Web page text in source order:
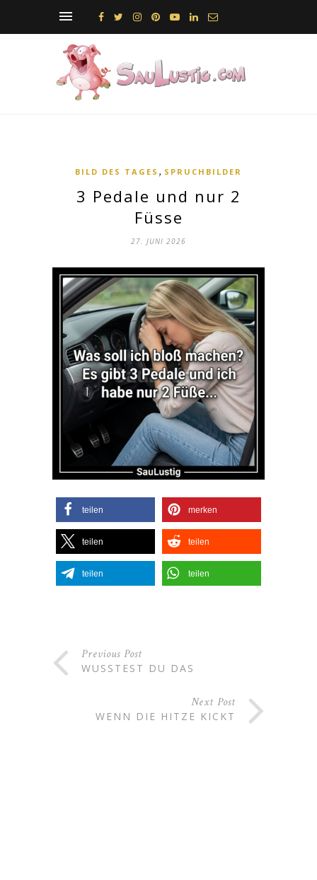
BILD DES TAGES , SPRUCHBILDER
3 Pedale und nur 2
Füsse
27. JUNI 2026
teilen merken
teilen teilen
teilen teilen
Previous Post
WUSSTEST DU DAS
Next Post
WENN DIE HITZE KICKT